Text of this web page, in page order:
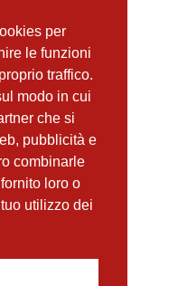
per
le funzioni
traffico.
modo in cui
che si
pubblicità e
combinarle
loro o
utilizzo dei
➔